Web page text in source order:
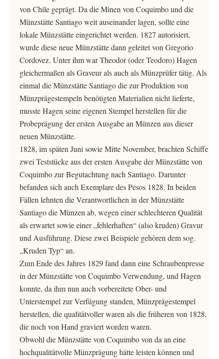
von Chile geprägt. Da die Minen von Coquimbo und die
Münzstätte Santiago weit auseinander lagen, sollte eine
lokale Münzstätte eingerichtet werden. 1827 autorisiert,
wurde diese neue Münzstätte dann geleitet von Gregorio
Cordovez. Unter ihm war Theodor (oder Teodoro) Hagen
gleichermaßen als Graveur als auch als Münzprüfer tätig. Als
einmal die Münzstätte Santiago die zur Produktion von
Münzprägestempeln benötigten Materialien nicht lieferte,
musste Hagen seine eigenen Stempel herstellen für die
Probeprägung der ersten Ausgabe an Münzen aus dieser
neuen Münzstätte.
1828, im späten Juni sowie Mitte November, brachten Schiffe
zwei Teststücke aus der ersten Ausgabe der Münzstätte von
Coquimbo zur Begutachtung nach Santiago. Darunter
befanden sich auch Exemplare des Pesos 1828. In beiden
Fällen lehnten die Verantwortlichen in der Münzstätte
Santiago die Münzen ab, wegen einer schlechteren Qualität
als erwartet sowie einer „fehlerhaften“ (also kruden) Gravur
und Ausführung. Diese zwei Beispiele gehören dem sog.
„Kruden Typ“ an.
Zum Ende des Jahres 1829 fand dann eine Schraubenpresse
in der Münzstätte von Coquimbo Verwendung, und Hagen
konnte, da ihm nun auch vorbereitete Ober- und
Unterstempel zur Verfügung standen, Münzprägestempel
herstellen, die qualitätvoller waren als die früheren von 1828,
die noch von Hand graviert worden waren.
Obwohl die Münzstätte von Coquimbo von da an eine
hochqualitätvolle Münzprägung hätte leisten können und